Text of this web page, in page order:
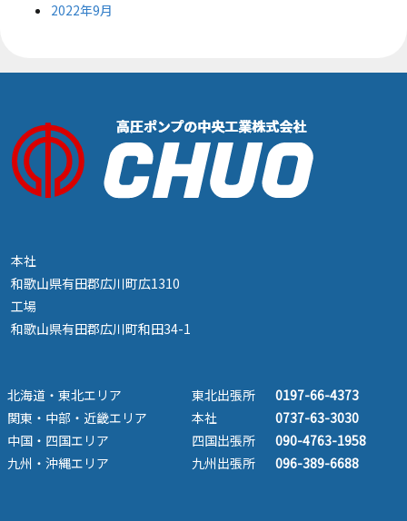
2022年9月
本社
和歌山県有田郡広川町広1310
工場
和歌山県有田郡広川町和田34-1
北海道・東北エリア 東北出張所
0197-66-4373
関東・中部・近畿エリア
本社
0737-63-3030
中国・四国エリア
四国出張所
090-4763-1958
九州・沖縄エリア
九州出張所 096-389-6688